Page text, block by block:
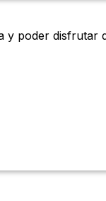
y poder disfrutar